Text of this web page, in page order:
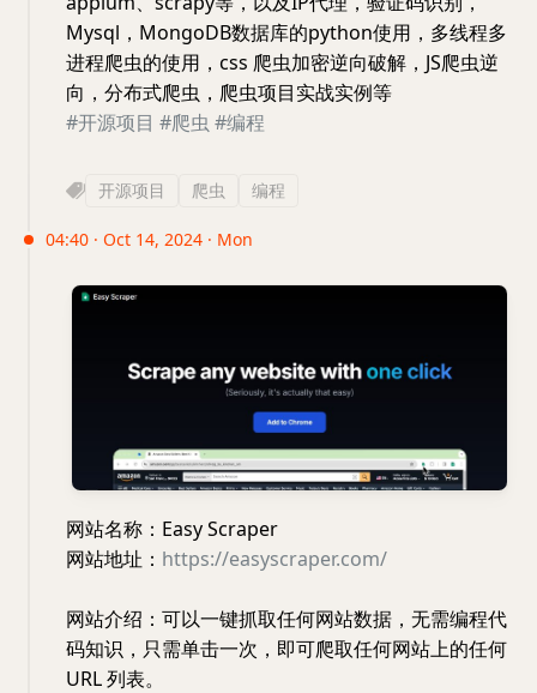
Mysql，MongoDB数据库的python使用，多线程多
进程爬虫的使用，css 爬虫加密逆向破解，JS爬虫逆
向，分布式爬虫，爬虫项目实战实例等
#开源项目 #爬虫 #编程
开源项目 爬虫 编程
04:40 · Oct 14, 2024 · Mon
网站名称：Easy Scraper
网站地址： https://easyscraper.com/
网站介绍：可以一键抓取任何网站数据，无需编程代
码知识，只需单击一次，即可爬取任何网站上的任何
URL 列表。